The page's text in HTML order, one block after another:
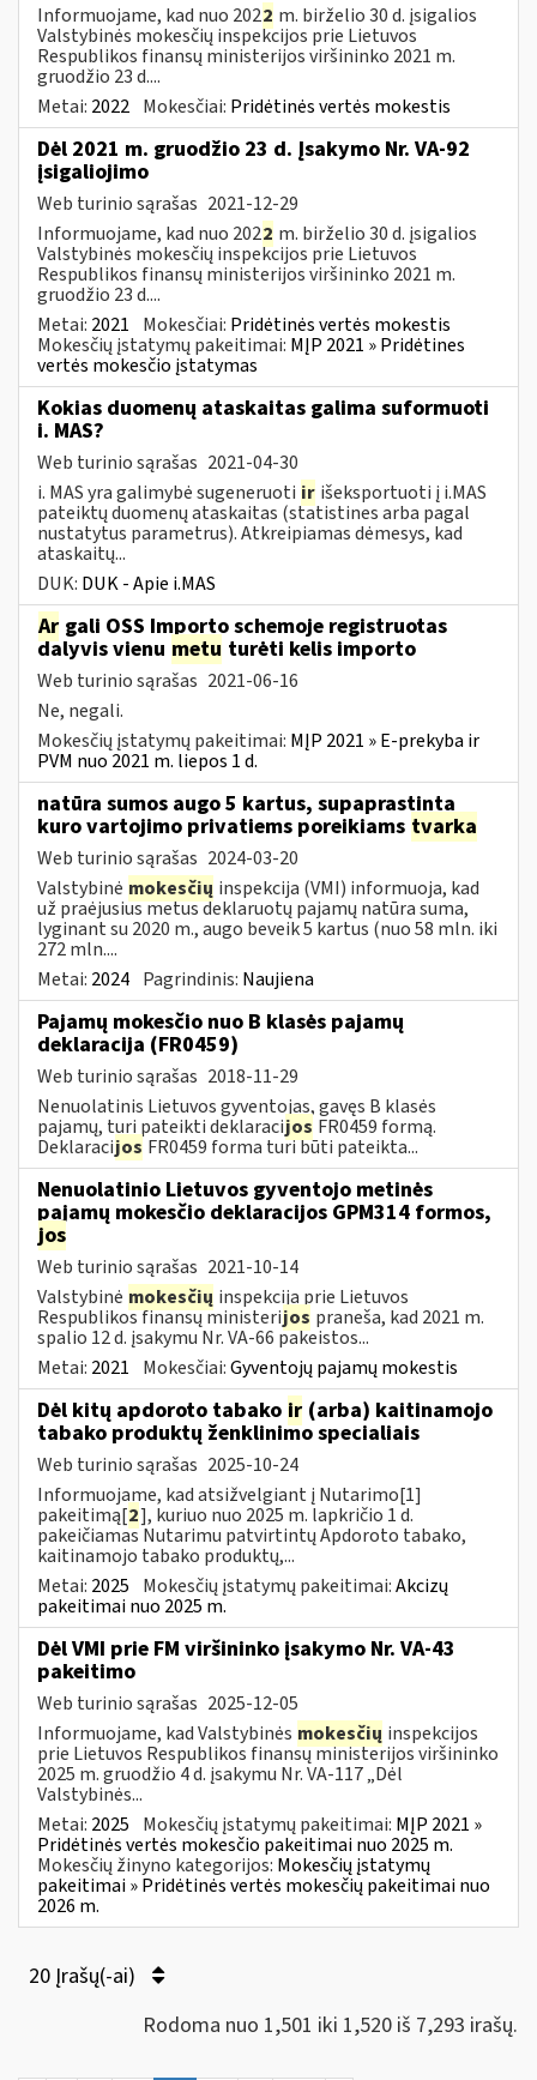
Informuojame, kad nuo 2022 m. birželio 30 d. įsigalios
Valstybinės mokesčių inspekcijos prie Lietuvos
Respublikos finansų ministerijos viršininko 2021 m.
gruodžio 23 d....
Metai: 2022 Mokesčiai: Pridėtinės vertės mokestis
Dėl 2021 m. gruodžio 23 d. Įsakymo Nr. VA-92
įsigaliojimo
Web turinio sąrašas 2021-12-29
Informuojame, kad nuo 2022 m. birželio 30 d. įsigalios
Valstybinės mokesčių inspekcijos prie Lietuvos
Respublikos finansų ministerijos viršininko 2021 m.
gruodžio 23 d....
Metai: 2021 Mokesčiai: Pridėtinės vertės mokestis
Mokesčių įstatymų pakeitimai: MĮP 2021 » Pridėtines
vertės mokesčio įstatymas
Kokias duomenų ataskaitas galima suformuoti
i. MAS?
Web turinio sąrašas 2021-04-30
i. MAS yra galimybė sugeneruoti ir išeksportuoti į i.MAS
pateiktų duomenų ataskaitas (statistines arba pagal
nustatytus parametrus). Atkreipiamas dėmesys, kad
ataskaitų...
DUK: DUK - Apie i.MAS
Ar gali OSS Importo schemoje registruotas
dalyvis vienu metu turėti kelis importo
Web turinio sąrašas 2021-06-16
Ne, negali.
Mokesčių įstatymų pakeitimai: MĮP 2021 » E-prekyba ir
PVM nuo 2021 m. liepos 1 d.
natūra sumos augo 5 kartus, supaprastinta
kuro vartojimo privatiems poreikiams tvarka
Web turinio sąrašas 2024-03-20
Valstybinė mokesčių inspekcija (VMI) informuoja, kad
už praėjusius metus deklaruotų pajamų natūra suma,
lyginant su 2020 m., augo beveik 5 kartus (nuo 58 mln. iki
272 mln....
Metai: 2024 Pagrindinis: Naujiena
Pajamų mokesčio nuo B klasės pajamų
deklaracija (FR0459)
Web turinio sąrašas 2018-11-29
Nenuolatinis Lietuvos gyventojas, gavęs B klasės
pajamų, turi pateikti deklaracijos FR0459 formą.
Deklaracijos FR0459 forma turi būti pateikta...
Nenuolatinio Lietuvos gyventojo metinės
pajamų mokesčio deklaracijos GPM314 formos,
jos
Web turinio sąrašas 2021-10-14
Valstybinė mokesčių inspekcija prie Lietuvos
Respublikos finansų ministerijos praneša, kad 2021 m.
spalio 12 d. įsakymu Nr. VA-66 pakeistos...
Metai: 2021 Mokesčiai:Gyventojų pajamų mokestis
Dėl kitų apdoroto tabako ir (arba) kaitinamojo
tabako produktų ženklinimo specialiais
Web turinio sąrašas 2025-10-24
Informuojame, kad atsižvelgiant į Nutarimo[1]
pakeitimą[2], kuriuo nuo 2025 m. lapkričio 1 d.
pakeičiamas Nutarimu patvirtintų Apdoroto tabako,
kaitinamojo tabako produktų,...
Metai: 2025 Mokesčių įstatymų pakeitimai:Akcizų
pakeitimai nuo 2025 m.
Dėl VMI prie FM viršininko įsakymo Nr. VA-43
pakeitimo
Web turinio sąrašas 2025-12-05
Informuojame, kad Valstybinės mokesčių inspekcijos
prie Lietuvos Respublikos finansų ministerijos viršininko
2025 m. gruodžio 4 d. įsakymu Nr. VA-117 „Dėl
Valstybinės...
Metai: 2025 Mokesčių įstatymų pakeitimai: MĮP 2021 »
Pridėtinės vertės mokesčio pakeitimai nuo 2025 m.
Mokesčių žinyno kategorijos: Mokesčių įstatymų
pakeitimai » Pridėtinės vertės mokesčių pakeitimai nuo
2026 m.
20 Įrašų(-ai)
Rodoma nuo 1,501 iki 1,520 iš 7,293 irašų.